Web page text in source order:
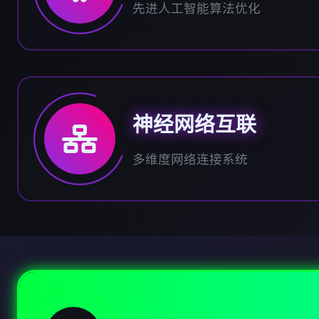
先进人工智能算法优化
神经网络互联
多维度网络连接系统